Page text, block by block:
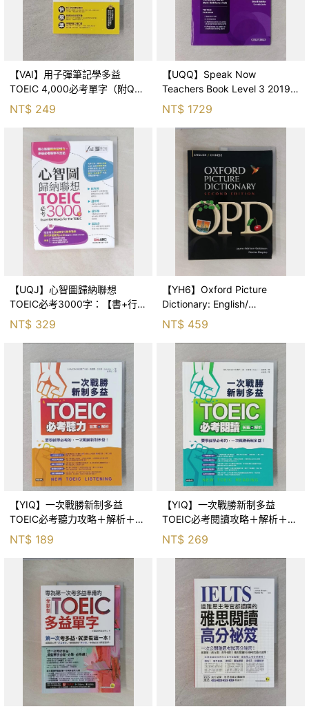
【VAI】用子彈筆記學多益
TOEIC 4,000必考單字（附QR
Code）_Robert A.
Charbonneau
NT$ 249
【UQQ】Speak Now
Teachers Book Level 3 2019
Pack_Oxford
NT$ 1729
【UQJ】心智圖歸納聯想
TOEIC必考3000字：【書+行動
學習網站序號卡片】_LiveABC
編輯群
NT$ 329
【YH6】Oxford Picture
Dictionary: English/
Chinese_Adelson-Goldstein,
NT$ 459
【YIQ】一次戰勝新制多益
TOEIC必考聽力攻略＋解析＋模
擬試題_合售_SINAGONG多益專
門小組, 趙康壽, 金廷垠（Julia
NT$ 189
【YIQ】一次戰勝新制多益
TOEIC必考閱讀攻略＋解析＋模
擬試題 _合售_SINAGONG多益
專門小組, 金富露（Peter）, 趙
NT$ 269